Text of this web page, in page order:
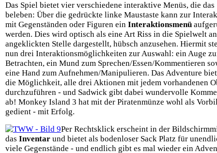
Das Spiel bietet vier verschiedene interaktive Menüs, die das
beleben: Über die gedrückte linke Maustaste kann zur
mit Gegenständen oder Figuren ein Interaktionsmenü
werden. Dies wird optisch als eine Art Riss in die Spielwelt
angeklickten Stelle dargestellt, hübsch anzusehen. Hiermit
nun drei Interaktionsmöglichkeiten zur Auswahl: ein Auge
Betrachten, ein Mund zum Sprechen/Essen/Kommentieren
eine Hand zum Aufnehmen/Manipulieren. Das Adventure
die Möglichkeit, alle drei Aktionen mit jedem vorhandenen
durchzuführen - und Sadwick gibt dabei wundervolle
ab! Monkey Island 3 hat mit der Piratenmünze wohl als
gedient - mit Erfolg.
Per Rechtsklick erscheint in der
das Inventar und bietet als bodenloser Sack Platz für
viele Gegenstände - und endlich gibt es mal wieder ein